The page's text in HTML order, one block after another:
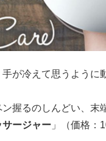
が冷えて思うように
握るのしんどい、末
ージャー 」（価格：